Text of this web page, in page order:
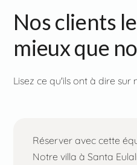
Nos clients
mieux que
Lisez ce qu'ils ont à dire sur
Réserver avec cette
Notre villa à Santa